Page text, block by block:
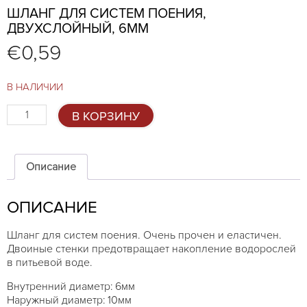
ШЛАНГ ДЛЯ СИСТЕМ ПОЕНИЯ,
ДВУХСЛОЙНЫЙ, 6ММ
€0,59
В НАЛИЧИИ
Количество
товара
для
систем
поения,
6мм
В КОРЗИНУ
Описание
ОПИСАНИЕ
Шланг для систем поения. Очень прочен и еластичен.
Двоиные стенки предотвращает накопление водорослей
в питьевой воде.
Внутренний диаметр: 6мм
Наружный диаметр: 10мм